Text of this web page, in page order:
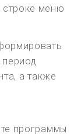
строке меню
а также
программы